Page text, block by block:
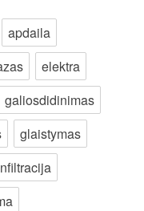
apdaila
elektra
galiosdidinimas
glaistymas